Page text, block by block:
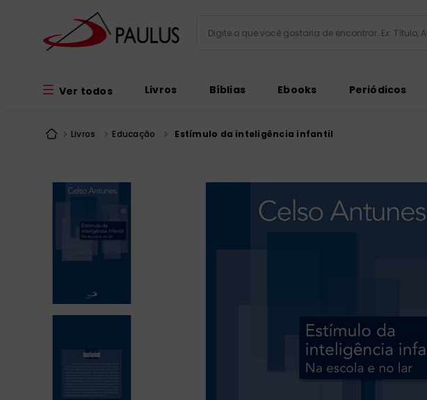
Ver todos Livros Bíblias Ebooks Periódicos
Livros Educação Estímulo da inteligência infantil
bíblia jerusalém
imagens
7º patristica